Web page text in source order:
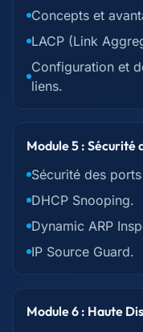
Concepts et
LACP (Link
Configuration et
liens.
Module 5 : Sécurité
Sécurité des
DHCP Snooping.
Dynamic ARP
IP Source Guard.
Module 6 : Haute